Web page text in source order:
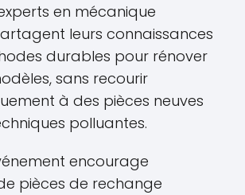
en mécanique
leurs connaissances
durables pour rénover
sans recourir
à des pièces neuves
polluantes.
encourage
pièces de rechange